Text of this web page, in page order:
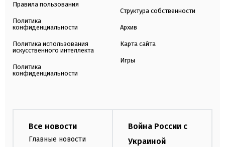
Правила пользования
Политика
конфиденциальности
Политика использования
искусственного интеллекта
Политика
конфиденциальности
Структура собственности
Архив
Карта сайта
Игры
Все новости
Главные новости
Война России с
Украиной